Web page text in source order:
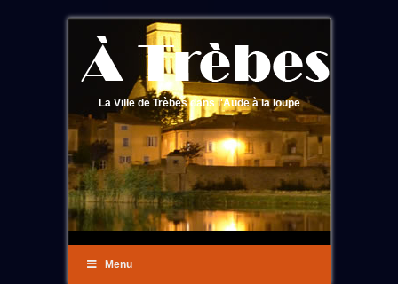
La Ville de Trèbes dans l'Aude à la loupe
Menu